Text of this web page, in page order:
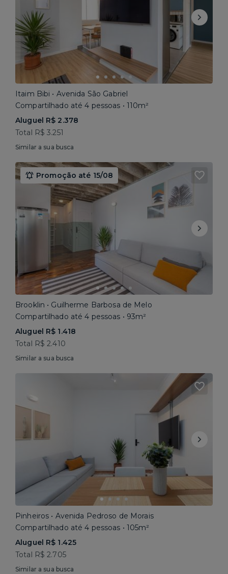
Itaim Bibi • Avenida São Gabriel
Compartilhado até 4 pessoas • 110m²
Aluguel R$ 2.378
Total R$ 3.251
Similar a sua busca
Promoção até 15/08
Brooklin • Guilherme Barbosa de Melo
Compartilhado até 4 pessoas • 93m²
Aluguel R$ 1.418
Total R$ 2.410
Similar a sua busca
Pinheiros • Avenida Pedroso de Morais
Compartilhado até 4 pessoas • 105m²
Aluguel R$ 1.425
Total R$ 2.705
Similar a sua busca